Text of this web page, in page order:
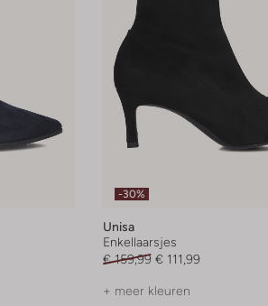
-30%
Unisa
Enkellaarsjes
€ 159,99 € 111,99
+ meer kleuren